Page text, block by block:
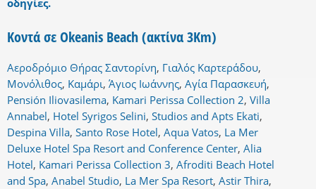
οδηγίες.
Κοντά σε Okeanis Beach (ακτίνα 3Km)
Αεροδρόμιο Θήρας Σαντορίνη, Γιαλός Καρτεράδου,
Μονόλιθος, Καμάρι, Άγιος Ιωάννης, Αγία Παρασκευή,
Pensión Iliovasilema, Kamari Perissa Collection 2, Villa
Annabel, Hotel Syrigos Selini, Studios and Apts Ekati,
Despina Villa, Santo Rose Hotel, Aqua Vatos, La Mer
Deluxe Hotel Spa Resort and Conference Center, Alia
Hotel, Kamari Perissa Collection 3, Afroditi Beach Hotel
and Spa, Anabel Studio, La Mer Spa Resort, Astir Thira,